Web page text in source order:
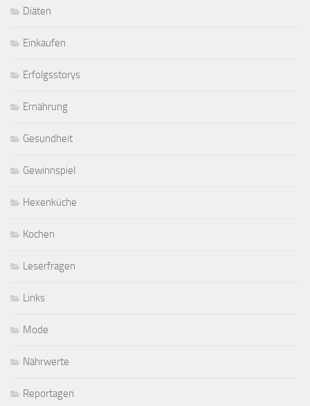
Diäten
Einkaufen
Erfolgsstorys
Ernährung
Gesundheit
Gewinnspiel
Hexenküche
Kochen
Leserfragen
Links
Mode
Nährwerte
Reportagen